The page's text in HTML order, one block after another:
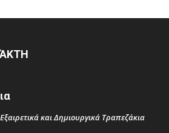
Εξαιρετικά και Δημιουργικά Τραπεζάκια